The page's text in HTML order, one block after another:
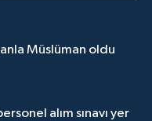
Müslüman oldu
alım sınavı yer